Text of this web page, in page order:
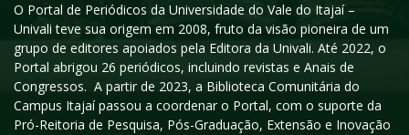
O Portal de Periódicos da Universidade do Vale do Itajaí –
Univali teve sua origem em 2008, fruto da visão pioneira de um
grupo de editores apoiados pela Editora da Univali. Até 2022, o
Portal abrigou 26 periódicos, incluindo revistas e Anais de
Congressos. A partir de 2023, a Biblioteca Comunitária do
Campus Itajaí passou a coordenar o Portal, com o suporte da
Pró-Reitoria de Pesquisa, Pós-Graduação, Extensão e Inovação